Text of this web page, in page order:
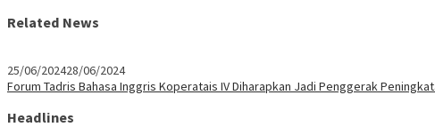
Related News
25/06/202428/06/2024
Forum Tadris Bahasa Inggris Koperatais IV Diharapkan Jadi Penggerak
Headlines